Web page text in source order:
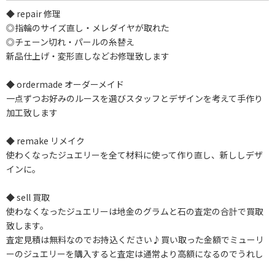
◆ repair 修理
◎指輪のサイズ直し・メレダイヤが取れた
◎チェーン切れ・パールの糸替え
新品仕上げ・変形直しなどお修理致します
◆ ordermade オーダーメイド
一点ずつお好みのルースを選びスタッフとデザインを考えて手作り
加工致します
◆ remake リメイク
使わくなったジュエリーを全て材料に使って作り直し、新ししデザ
インに。
◆ sell 買取
使わなくなったジュエリーは地金のグラムと石の査定の合計で買取
致します。
査定見積は無料なのでお持込ください♪買い取った金額でミューリ
ーのジュエリーを購入すると査定は通常より高額になるのでうれし